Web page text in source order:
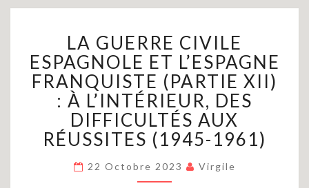
GUERRE
CIVILE
ESPAGNOLE
ET
L’ESPAGNE
FRANQUISTE
(PARTIE
XII)
:
À
LA GUERRE CIVILE
ESPAGNOLE ET L’ESPAGNE
FRANQUISTE (PARTIE XII)
: À L’INTÉRIEUR, DES
DIFFICULTÉS AUX
RÉUSSITES (1945-1961)
22 Octobre 2023 Virgile